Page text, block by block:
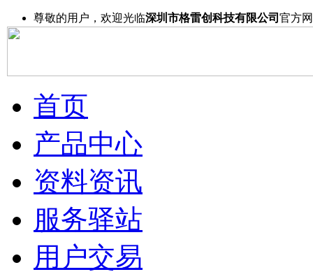
尊敬的用户，欢迎光临深圳市格雷创科技有限公司 官方
首页
产品中心
资料资讯
服务驿站
用户交易